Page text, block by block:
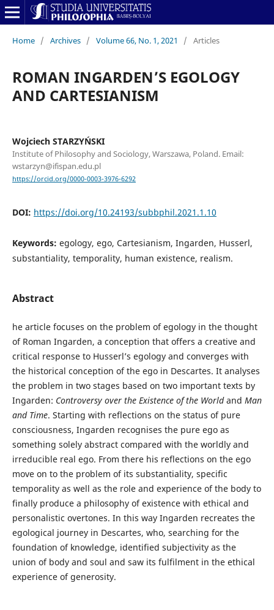
Home / Archives / Volume 66, No. 1, 2021 / Articles
ROMAN INGARDEN’S EGOLOGY
AND CARTESIANISM
Wojciech STARZYŃSKI
Institute of Philosophy and Sociology, Warszawa, Poland. Email:
wstarzyn@ifispan.edu.pl
https://orcid.org/0000-0003-3976-6292
DOI: https://doi.org/10.24193/subbphil.2021.1.10
Keywords: egology, ego, Cartesianism, Ingarden, Husserl,
substantiality, temporality, human existence, realism.
Abstract
he article focuses on the problem of egology in the thought
of Roman Ingarden, a conception that offers a creative and
critical response to Husserl’s egology and converges with
the historical conception of the ego in Descartes. It analyses
the problem in two stages based on two important texts by
Ingarden: Controversy over the Existence of the Worldand Man
and Time. Starting with reflections on the status of pure
consciousness, Ingarden recognises the pure ego as
something solely abstract compared with the worldly and
irreducible real ego. From there his reflections on the ego
move on to the problem of its substantiality, specific
temporality as well as the role and experience of the body to
finally produce a philosophy of existence with ethical and
personalistic overtones. In this way Ingarden recreates the
egological journey in Descartes, who, searching for the
foundation of knowledge, identified subjectivity as the
union of body and soul and saw its fulfilment in the ethical
experience of generosity.